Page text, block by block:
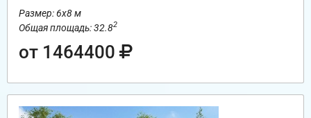
Размер: 6х8 м
Общая площадь: 32.82
от 1464400